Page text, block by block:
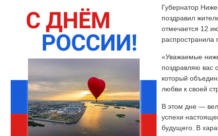
Губернатор
поздравил
отмечается 12
распространила
«Уважаемые
поздравляю вас
который
любви к своей
В этом дне —
успехи
будущего. В